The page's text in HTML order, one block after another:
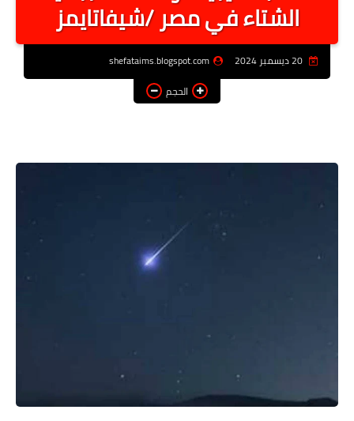
أخبار الرياصة
الطب البديل
منوعات
الصحه
الطقس
حوادث وقضايا
خدمات
الشتاء في مصر /شيفاتايمز
20 ديسمبر 2024
shefataims.blogspot.com
الحجم